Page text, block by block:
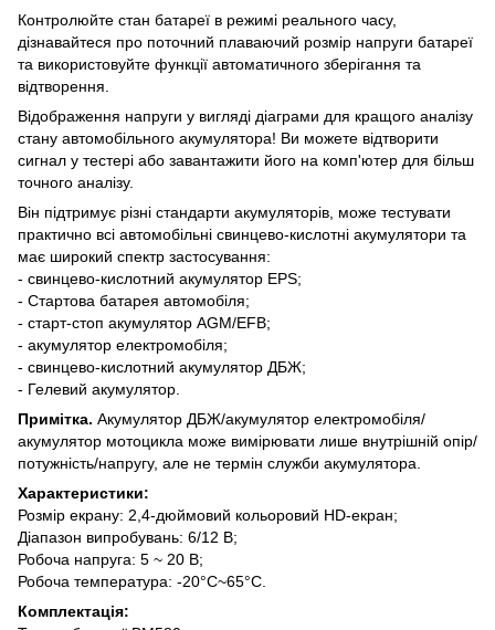
Контролюйте стан батареї в режимі реального часу,
дізнавайтеся про поточний плаваючий розмір напруги батареї
та використовуйте функції автоматичного зберігання та
відтворення.
Відображення напруги у вигляді діаграми для кращого аналізу
стану автомобільного акумулятора! Ви можете відтворити
сигнал у тестері або завантажити його на комп'ютер для більш
точного аналізу.
Він підтримує різні стандарти акумуляторів, може тестувати
практично всі автомобільні свинцево-кислотні акумулятори та
має широкий спектр застосування:
- свинцево-кислотний акумулятор EPS;
- Стартова батарея автомобіля;
- старт-стоп акумулятор AGM/EFB;
- акумулятор електромобіля;
- свинцево-кислотний акумулятор ДБЖ;
- Гелевий акумулятор.
Примітка. Акумулятор ДБЖ/акумулятор електромобіля/
акумулятор мотоцикла може вимірювати лише внутрішній опір/
потужність/напругу, але не термін служби акумулятора.
Характеристики:
Розмір екрану: 2,4-дюймовий кольоровий HD-екран;
Діапазон випробувань: 6/12 В;
Робоча напруга: 5 ~ 20 В;
Робоча температура: -20°C~65°C.
Комплектація: